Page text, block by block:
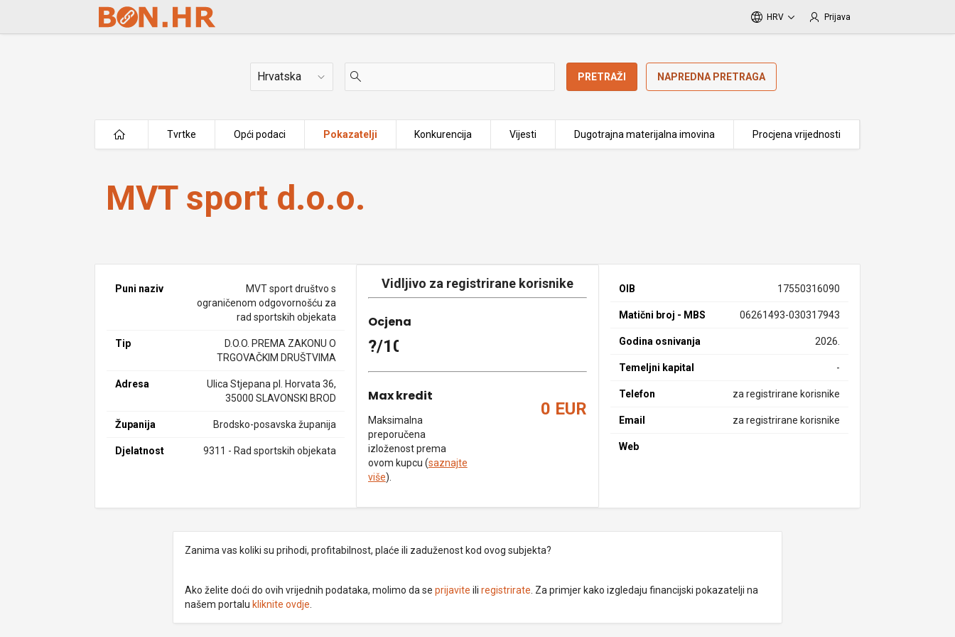
Skip to Main Content
HRV Prijava
Država PRETRAŽI NAPREDNA PRETRAGA
Tvrtke Opći podaci Pokazatelji Konkurencija Vijesti Dugotrajna materijalna imovina Procjena vrijednosti
MVT sport d.o.o.
MVT sport d.o.o.
Puni naziv
MVT sport društvo s
ograničenom odgovornošću za
rad sportskih objekata
Tip
D.O.O. PREMA ZAKONU O
TRGOVAČKIM DRUŠTVIMA
Adresa
Ulica Stjepana pl. Horvata 36,
35000 SLAVONSKI BROD
Županija Brodsko-posavska županija
Djelatnost 9311 - Rad sportskih objekata
Vidljivo za registrirane korisnike
Ocjena
?/10
Max kredit
Maksimalna
preporučena
izloženost prema
ovom kupcu (saznajte
više).
0 EUR
OIB 17550316090
Matični broj - MBS 06261493-030317943
Godina osnivanja 2026.
Temeljni kapital -
Telefon za registrirane korisnike
Email za registrirane korisnike
Web
Zanima vas koliki su prihodi, profitabilnost, plaće ili zaduženost kod ovog subjekta?
Ako želite doći do ovih vrijednih podataka, molimo da se prijavite ili registrirate . Za primjer kako izgledaju financijski pokazatelji na
našem portalu kliknite ovdje